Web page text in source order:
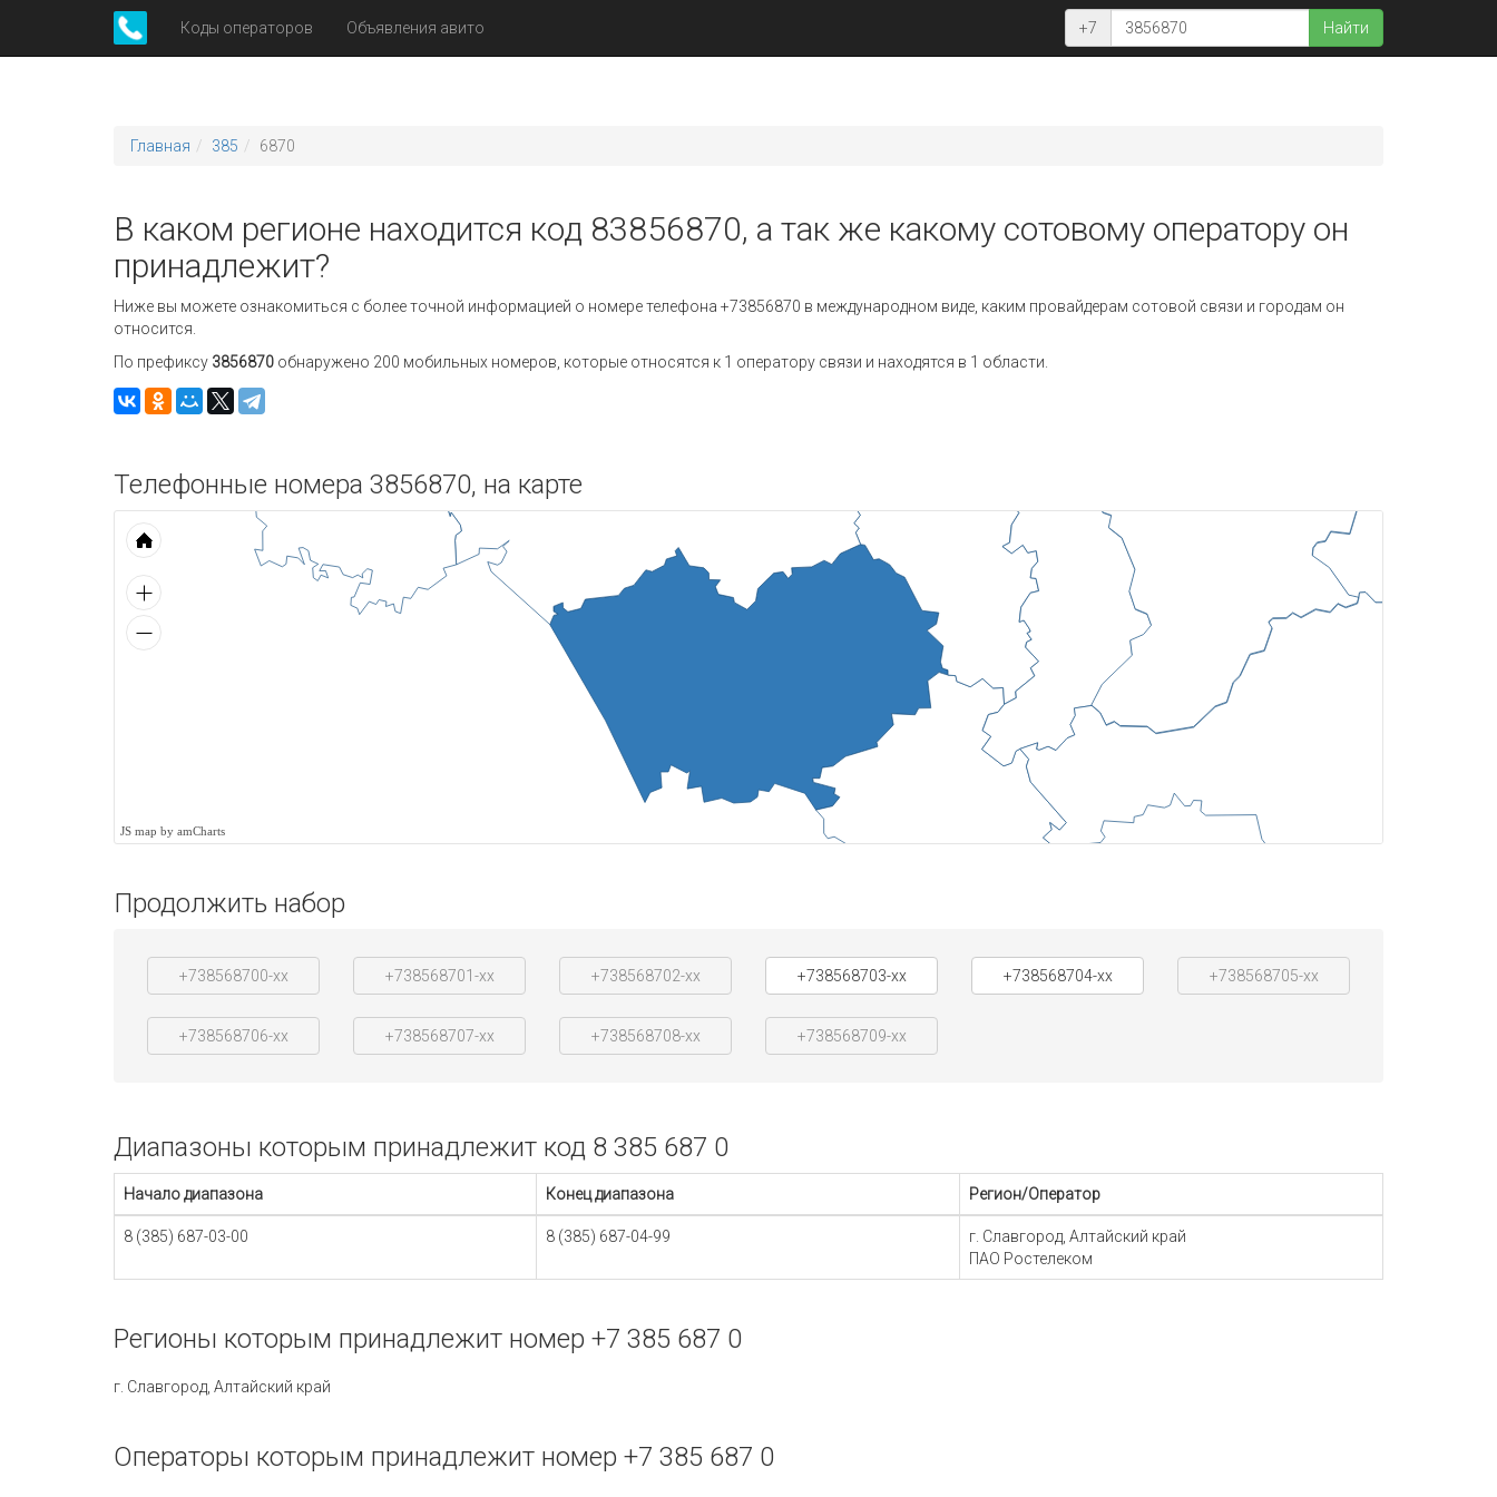
Коды операторов Объявления авито +7 Найти
Главная 385 6870
В каком регионе находится код 83856870, а так же какому сотовому оператору он
принадлежит?
Ниже вы можете ознакомиться с более точной информацией о номере телефона +73856870 в международном виде, каким провайдерам сотовой связи и городам он
относится.
По префиксу 3856870 обнаружено 200 мобильных номеров, которые относятся к 1 оператору связи и находятся в 1 области.
Телефонные номера 3856870, на карте
JS map by amCharts
Продолжить набор
+738568700-xx +738568701-xx +738568702-xx +738568703-xx +738568704-xx +738568705-xx
+738568706-xx +738568707-xx +738568708-xx +738568709-xx
Диапазоны которым принадлежит код 8 385 687 0
Начало диапазона Конец диапазона Регион/Оператор
8 (385) 687-03-00 8 (385) 687-04-99
г. Славгород, Алтайский край
ПАО Ростелеком
Регионы которым принадлежит номер +7 385 687 0
г. Славгород, Алтайский край
Операторы которым принадлежит номер +7 385 687 0